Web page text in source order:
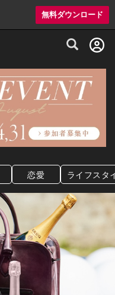
無料ダウンロード
プレミアムレストラン予約
恋愛 ライフスタ